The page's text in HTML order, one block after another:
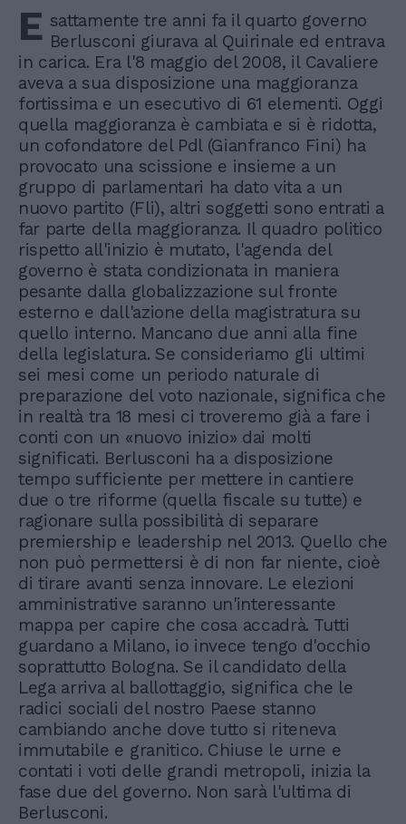
E sattamente tre anni fa il quarto governo
Berlusconi giurava al Quirinale ed entrava
in carica. Era l'8 maggio del 2008, il Cavaliere
aveva a sua disposizione una maggioranza
fortissima e un esecutivo di 61 elementi. Oggi
quella maggioranza è cambiata e si è ridotta,
un cofondatore del Pdl (Gianfranco Fini) ha
provocato una scissione e insieme a un
gruppo di parlamentari ha dato vita a un
nuovo partito (Fli), altri soggetti sono entrati a
far parte della maggioranza. Il quadro politico
rispetto all'inizio è mutato, l'agenda del
governo è stata condizionata in maniera
pesante dalla globalizzazione sul fronte
esterno e dall'azione della magistratura su
quello interno. Mancano due anni alla fine
della legislatura. Se consideriamo gli ultimi
sei mesi come un periodo naturale di
preparazione del voto nazionale, significa che
in realtà tra 18 mesi ci troveremo già a fare i
conti con un «nuovo inizio» dai molti
significati. Berlusconi ha a disposizione
tempo sufficiente per mettere in cantiere
due o tre riforme (quella fiscale su tutte) e
ragionare sulla possibilità di separare
premiership e leadership nel 2013. Quello che
non può permettersi è di non far niente, cioè
di tirare avanti senza innovare. Le elezioni
amministrative saranno un'interessante
mappa per capire che cosa accadrà. Tutti
guardano a Milano, io invece tengo d'occhio
soprattutto Bologna. Se il candidato della
Lega arriva al ballottaggio, significa che le
radici sociali del nostro Paese stanno
cambiando anche dove tutto si riteneva
immutabile e granitico. Chiuse le urne e
contati i voti delle grandi metropoli, inizia la
fase due del governo. Non sarà l'ultima di
Berlusconi.